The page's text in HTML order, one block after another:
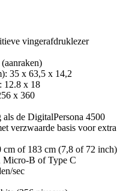
vingerafdruklezer
35 x 63,5 x 14,2
12.8 x 18
x 360
de DigitalPersona 4500
verzwaarde basis voor extra
cm of 183 cm (7,8 of 72 inch)
Micro-B of Type C
sec